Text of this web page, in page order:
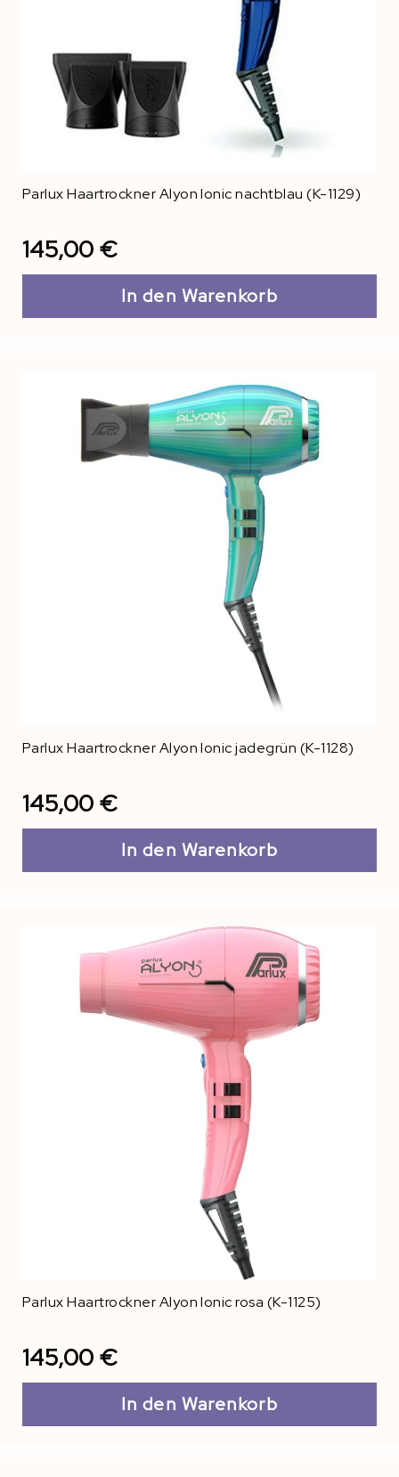
Parlux Haartrockner Alyon Ionic nachtblau (K-1129)
145,00 €
In den Warenkorb
Parlux Haartrockner Alyon Ionic jadegrün (K-1128)
145,00 €
In den Warenkorb
Parlux Haartrockner Alyon Ionic rosa (K-1125)
145,00 €
In den Warenkorb